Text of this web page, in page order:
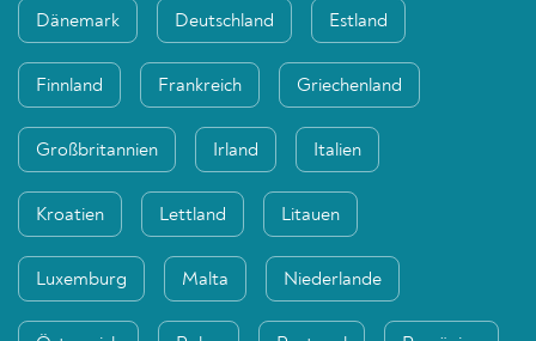
Dänemark Deutschland Estland
Finnland Frankreich Griechenland
Großbritannien Irland Italien
Kroatien Lettland Litauen
Luxemburg Malta Niederlande